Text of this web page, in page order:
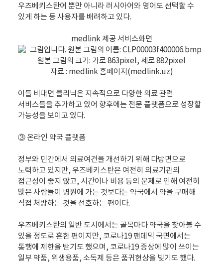
우즈베키스탄어 뿐만 아니라 러시아어와 영어도 선택할 수
있게 하는 등 사용자를 배려하고 있다.
medlink 제공 서비스화면
자료 : medlink 홈페이지(medlink.uz)
이들 비대면 클리닉은 지속적으로 다양한 의료 관련
서비스들을 추가하고 있어 향후에는 전문 플랫폼으로 성장할
가능성을 보이고 있다.
③ 온라인 약국 플랫폼
정부와 민간에서 의료여건을 개선하기 위해 다방면으로
노력하고 있지만, 우즈베키스탄은 여전히 의료기관의
접근성이 좋지 않고, 시간이나 비용 등의 문제로 인해 여전히
많은 사람들이 병원에 가는 것보다는 약국에서 약을 구매해
직접 처방하는 것을 선호하는 편이다.
우즈베키스탄의 일반 도시에서는 골목마다 약국을 찾아볼 수
있을 정도로 흔한 편이지만, 코로나19 팬데믹 국면에서는
통행에 제한을 받기도 했으며, 코로나19 증상에 많이 쓰이는
일부 약품, 위생용품, 소독제 등은 품귀현상을 빚기도 했다.